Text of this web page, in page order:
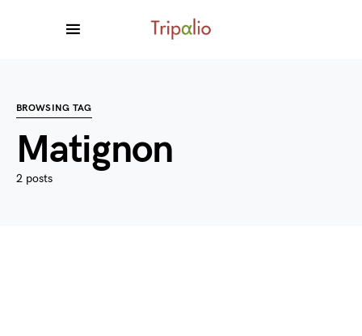
BROWSING TAG
Matignon
2 posts